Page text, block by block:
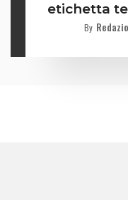
etichetta
By